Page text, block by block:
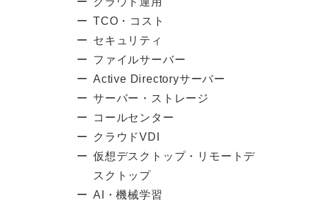
TCO・コスト
セキュリティ
ファイルサーバー
Active Directoryサーバー
サーバー・ストレージ
コールセンター
クラウドVDI
仮想デスクトップ・リモートデ
スクトップ
AI・機械学習